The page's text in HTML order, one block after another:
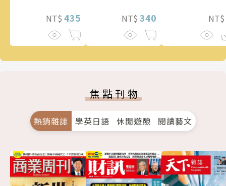
蝠》系列重磅新
NT$ 435 NT$ 340 NT$
焦點刊物
熱銷雜誌 學英日語 休閒遊憩 閱讀藝文